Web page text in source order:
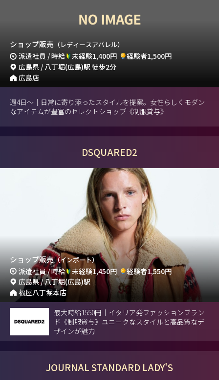
ショップ販売 （レディースアパレル）
派遣社員 / 時給 未経験1,400円
経験者1,500円
広島県 / 八丁堀(広島)駅 徒歩2分
広島店
週4日～｜日常に寄り添ったスタイルを提案。女性らしくモダン
なアイテムが豊富のセレクトショップ《制服貸与》
DSQUARED2
ショップ販売（インポート）
派遣社員 / 時給 未経験1,450円
経験者1,550円
広島県 / 八丁堀(広島)駅
福屋八丁堀本店
最大時給1550円｜イタリア発ファッションブラン
ド《制服貸与》ユニークなスタイルと高品質なデ
ザインが魅力
JOURNAL STANDARD LADY'S